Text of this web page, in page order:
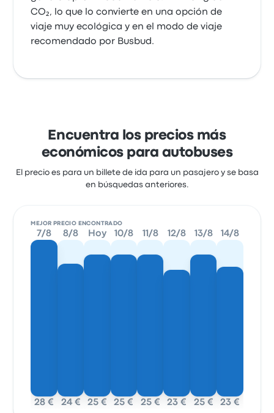
CO₂, lo que lo convierte en una opción de
viaje muy ecológica y en el modo de viaje
recomendado por Busbud.
Encuentra los precios más
económicos para autobuses
El precio es para un billete de ida para un pasajero y se basa
en búsquedas anteriores.
MEJOR PRECIO ENCONTRADO
7/8
28 €
8/8
24 €
Hoy
25 €
10/8
25 €
11/8
25 €
12/8
23 €
13/8
25 €
14/8
23 €